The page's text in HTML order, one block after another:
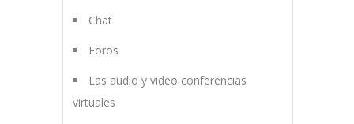
Chat
Foros
Las audio y video conferencias
virtuales